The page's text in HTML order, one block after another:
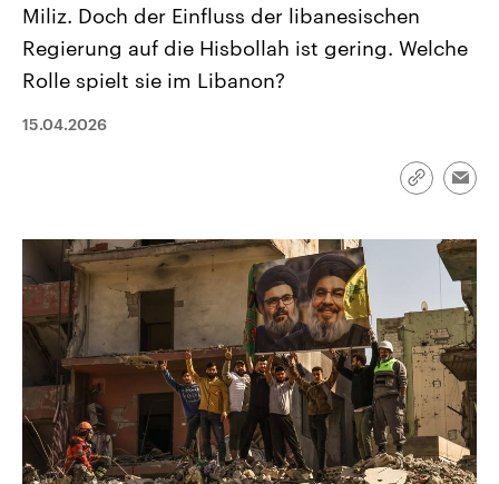
USA
Aktuelle Beiträge, Analysen und
Hintergründe
Wirtschaftlich und militärisch
gehören die Vereinigten Staaten zu
mit großem Einfluss auf das
aktuelle Weltgeschehen.
Nahostkonflikt
Aktuelle Lage und
Der Überfall der
Terrororganisation Hamas
Audio-Archiv
Miliz. Doch der Einfluss der libanesischen
Regierung auf die Hisbollah ist gering. Welche
Rolle spielt sie im Libanon?
15.04.2026
Link